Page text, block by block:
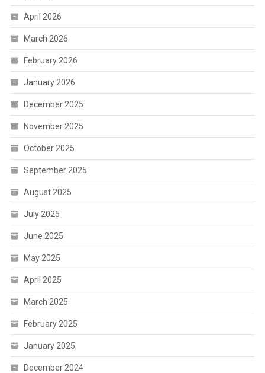
April 2026
March 2026
February 2026
January 2026
December 2025
November 2025
October 2025
September 2025
August 2025
July 2025
June 2025
May 2025
April 2025
March 2025
February 2025
January 2025
December 2024